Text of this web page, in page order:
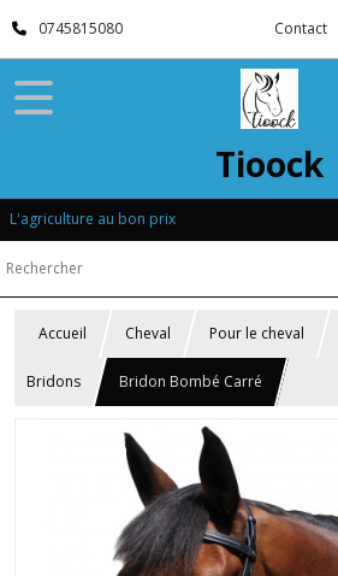
0745815080 Contact
Tioock
L'agriculture au bon prix
Accueil Cheval Pour le cheval
Bridons Bridon Bombé Carré